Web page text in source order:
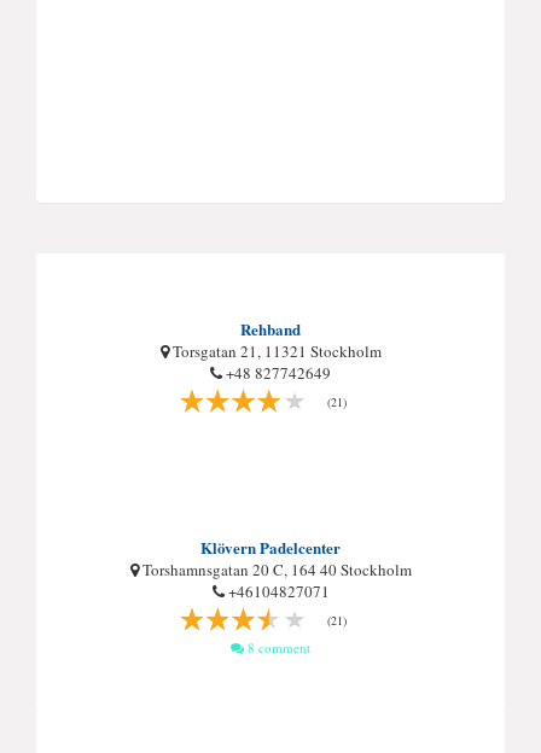
Rehband
Torsgatan 21, 11321 Stockholm
+48 827742649
(21)
Klövern Padelcenter
Torshamnsgatan 20 C, 164 40 Stockholm
+46104827071
(21)
8 comment